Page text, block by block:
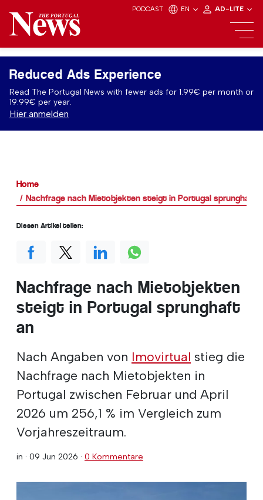
PODCAST EN AD-LITE
Reduced Ads Experience
Read The Portugal News with fewer ads for 1.99€ per month or
19.99€ per year.
Hier anmelden
Home
Nachfrage nach Mietobjekten steigt in Portugal sprunghaft
Nachfrage nach Mietobjekten
steigt in Portugal sprunghaft
an
Nach Angaben von Imovirtual stieg die
Nachfrage nach Mietobjekten in
Portugal zwischen Februar und April
2026 um 256,1 % im Vergleich zum
Vorjahreszeitraum.
in · 09 Jun 2026 · 0 Kommentare
Diesen Artikel teilen: